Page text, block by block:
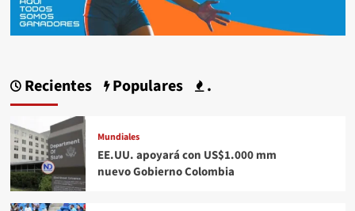
Recientes Populares .
Mundiales
EE.UU. apoyará con US$1.000 mm
nuevo Gobierno Colombia